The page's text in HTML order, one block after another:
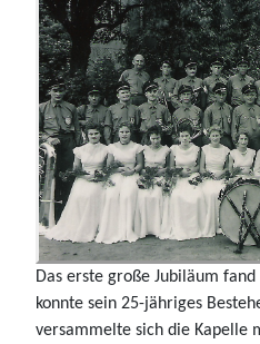
Das erste große Jubiläum
konnte sein 25-jähriges
versammelte sich die Kapelle